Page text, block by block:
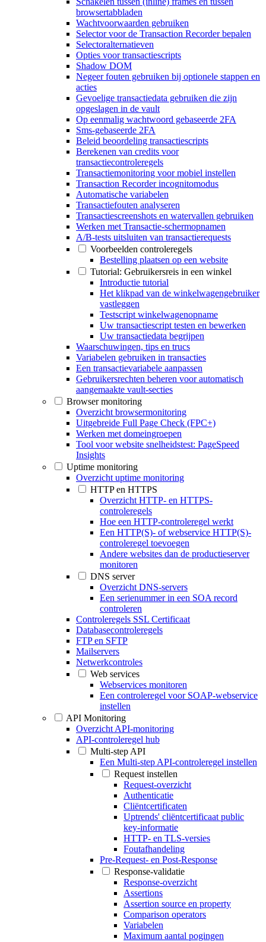
browsertabbladen
Wachtvoorwaarden gebruiken
Selector voor de Transaction Recorder bepalen
Selectoralternatieven
Opties voor transactiescripts
Shadow DOM
Negeer fouten gebruiken bij optionele stappen en
acties
Gevoelige transactiedata gebruiken die zijn
opgeslagen in de vault
Op eenmalig wachtwoord gebaseerde 2FA
Sms-gebaseerde 2FA
Beleid beoordeling transactiescripts
Berekenen van credits voor
transactiecontroleregels
Transactiemonitoring voor mobiel instellen
Transaction Recorder incognitomodus
Automatische variabelen
Transactiefouten analyseren
Transactiescreenshots en watervallen gebruiken
Werken met Transactie-schermopnamen
A/B-tests uitsluiten van transactierequests
Voorbeelden controleregels
Bestelling plaatsen op een website
Tutorial: Gebruikersreis in een winkel
Introductie tutorial
Het klikpad van de winkelwagengebruiker
vastleggen
Testscript winkelwagenopname
Uw transactiescript testen en bewerken
Uw transactiedata begrijpen
Waarschuwingen, tips en trucs
Variabelen gebruiken in transacties
Een transactievariabele aanpassen
Gebruikersrechten beheren voor automatisch
aangemaakte vault-secties
Browser monitoring
Overzicht browsermonitoring
Uitgebreide Full Page Check (FPC+)
Werken met domeingroepen
Tool voor website snelheidstest: PageSpeed
Insights
Uptime monitoring
Overzicht uptime monitoring
HTTP en HTTPS
Overzicht HTTP- en HTTPS-
controleregels
Hoe een HTTP-controleregel werkt
Een HTTP(S)- of webservice HTTP(S)-
controleregel toevoegen
Andere websites dan de productieserver
monitoren
DNS server
Overzicht DNS-servers
Een serienummer in een SOA record
controleren
Controleregels SSL Certificaat
Databasecontroleregels
FTP en SFTP
Mailservers
Netwerkcontroles
Web services
Webservices monitoren
Een controleregel voor SOAP-webservice
instellen
API Monitoring
Overzicht API-monitoring
API-controleregel hub
Multi-step API
Een Multi-step API-controleregel instellen
Request instellen
Request-overzicht
Authenticatie
Cliëntcertificaten
Uptrends' cliëntcertificaat public
key-informatie
HTTP- en TLS-versies
Foutafhandeling
Pre-Request- en Post-Response
Response-validatie
Response-overzicht
Assertions
Assertion source en property
Comparison operators
Variabelen
Maximum aantal pogingen